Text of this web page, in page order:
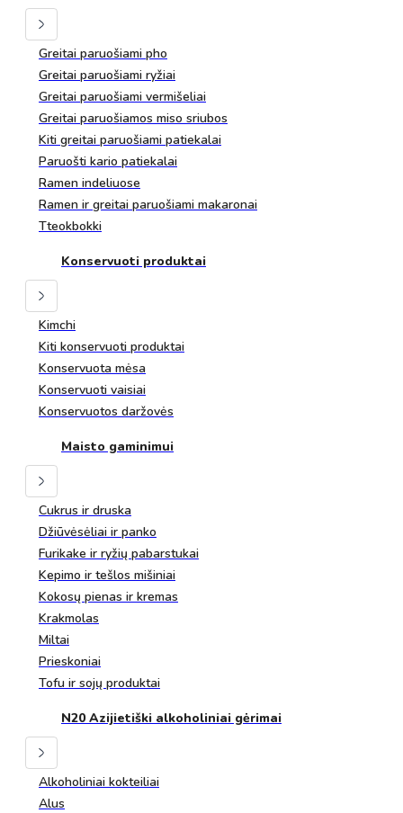
Greitai paruošiami pho
Greitai paruošiami ryžiai
Greitai paruošiami vermišeliai
Greitai paruošiamos miso sriubos
Kiti greitai paruošiami patiekalai
Paruošti kario patiekalai
Ramen indeliuose
Ramen ir greitai paruošiami makaronai
Tteokbokki
Konservuoti produktai
Kimchi
Kiti konservuoti produktai
Konservuota mėsa
Konservuoti vaisiai
Konservuotos daržovės
Maisto gaminimui
Cukrus ir druska
Džiūvėsėliai ir panko
Furikake ir ryžių pabarstukai
Kepimo ir tešlos mišiniai
Kokosų pienas ir kremas
Krakmolas
Miltai
Prieskoniai
Tofu ir sojų produktai
N20 Azijietiški alkoholiniai gėrimai
Alkoholiniai kokteiliai
Alus